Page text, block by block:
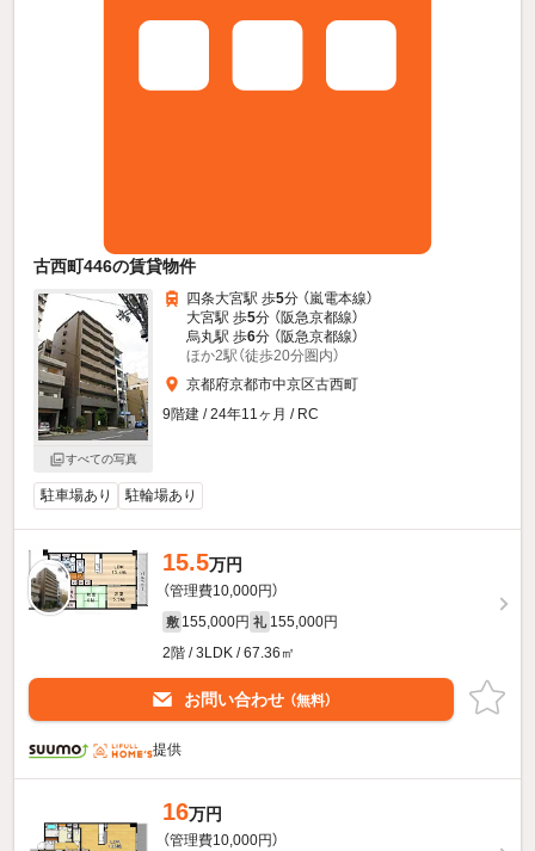
古西町446の賃貸物件
すべての写真
四条大宮駅 歩5分 （嵐電本線）
大宮駅 歩5分 （阪急京都線）
烏丸駅 歩6分 （阪急京都線）
ほか2駅（徒歩20分圏内）
京都府京都市中京区古西町
9階建 / 24年11ヶ月 / RC
駐車場あり 駐輪場あり
15.5万円
（管理費10,000円）
敷 155,000円 礼 155,000円
2階 / 3LDK / 67.36㎡
お問い合わせ （無料）
提供
16万円
（管理費10,000円）